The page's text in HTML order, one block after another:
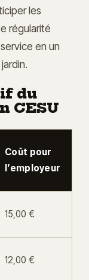
les
régularité
en un
du
CESU
Coût pour
l’employeur
15,00 €
12,00 €